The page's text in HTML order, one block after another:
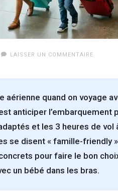
LAISSER UN COMMENTAIRE
aérienne quand on voyage
anticiper l’embarquement
et les 3 heures de vol
se disent « famille-friendly
pour faire le bon
un bébé dans les bras.